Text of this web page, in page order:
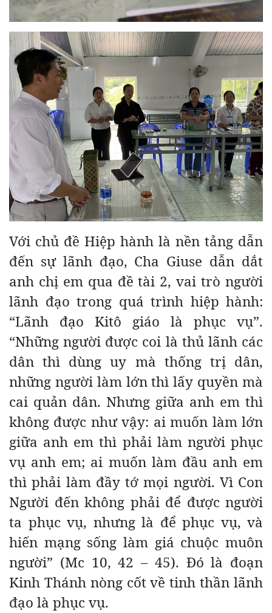
Với chủ đề Hiệp hành là nền tảng dẫn
đến sự lãnh đạo, Cha Giuse dẫn dắt
anh chị em qua đề tài 2, vai trò người
lãnh đạo trong quá trình hiệp hành:
“Lãnh đạo Kitô giáo là phục vụ”.
“Những người được coi là thủ lãnh các
dân thì dùng uy mà thống trị dân,
những người làm lớn thì lấy quyền mà
cai quản dân. Nhưng giữa anh em thì
không được như vậy: ai muốn làm lớn
giữa anh em thì phải làm người phục
vụ anh em; ai muốn làm đầu anh em
thì phải làm đầy tớ mọi người. Vì Con
Người đến không phải để được người
ta phục vụ, nhưng là để phục vụ, và
hiến mạng sống làm giá chuộc muôn
người” (Mc 10, 42 – 45). Đó là đoạn
Kinh Thánh nòng cốt về tinh thần lãnh
đạo là phục vụ.